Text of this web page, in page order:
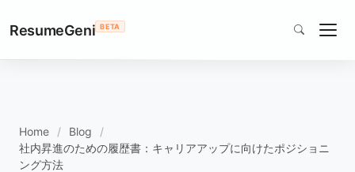
ResumeGeni BETA
Home
Blog
社内昇進のための履歴書：キャリアアップに向けたポジショニ
ング方法